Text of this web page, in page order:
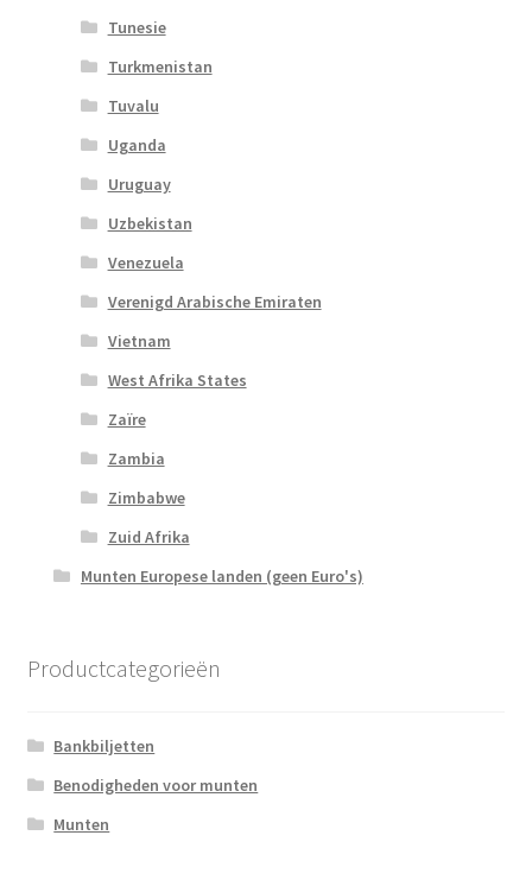
Tunesie
Turkmenistan
Tuvalu
Uganda
Uruguay
Uzbekistan
Venezuela
Verenigd Arabische Emiraten
Vietnam
West Afrika States
Zaïre
Zambia
Zimbabwe
Zuid Afrika
Munten Europese landen (geen Euro's)
Productcategorieën
Bankbiljetten
Benodigheden voor munten
Munten